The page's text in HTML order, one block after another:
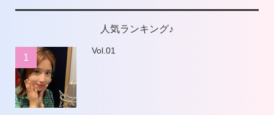
人気ランキング♪
1
Vol.01